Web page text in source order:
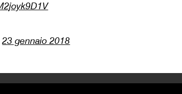
23 gennaio 2018